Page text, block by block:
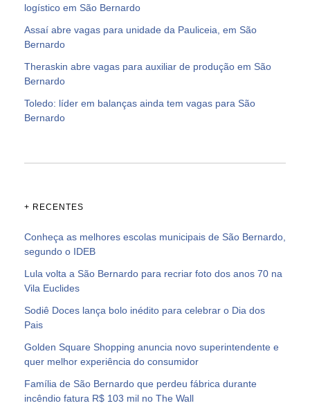
logístico em São Bernardo
Assaí abre vagas para unidade da Pauliceia, em São
Bernardo
Theraskin abre vagas para auxiliar de produção em São
Bernardo
Toledo: líder em balanças ainda tem vagas para São
Bernardo
+ RECENTES
Conheça as melhores escolas municipais de São Bernardo,
segundo o IDEB
Lula volta a São Bernardo para recriar foto dos anos 70 na
Vila Euclides
Sodiê Doces lança bolo inédito para celebrar o Dia dos
Pais
Golden Square Shopping anuncia novo superintendente e
quer melhor experiência do consumidor
Família de São Bernardo que perdeu fábrica durante
incêndio fatura R$ 103 mil no The Wall